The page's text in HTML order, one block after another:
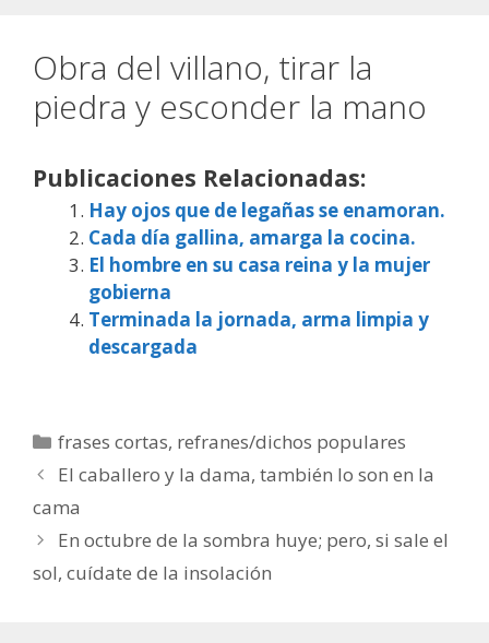
Obra del villano, tirar la
piedra y esconder la mano
Publicaciones Relacionadas:
Hay ojos que de legañas se enamoran.
Cada día gallina, amarga la cocina.
El hombre en su casa reina y la mujer
gobierna
Terminada la jornada, arma limpia y
descargada
Categorías
frases cortas, refranes/dichos populares
El caballero y la dama, también lo son en la
cama
En octubre de la sombra huye; pero, si sale el
sol, cuídate de la insolación